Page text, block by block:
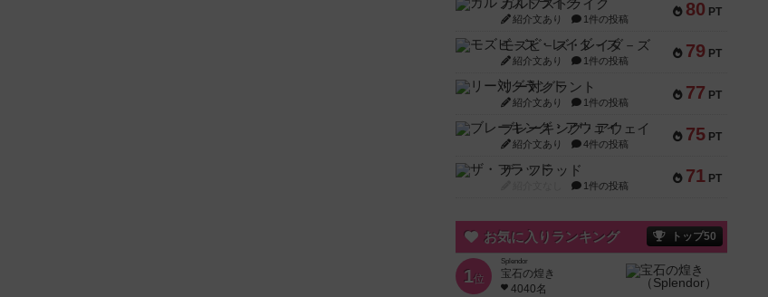
80 PT
ガルフストライク
紹介文あり 1件の投稿
79 PT
モズビ－ズ・レイダ－ズ
紹介文あり 1件の投稿
77 PT
リー対グラント
紹介文あり 1件の投稿
75 PT
ブレーキング・アウェイ
紹介文あり 4件の投稿
71 PT
ザ・フラッド
1件の投稿
お気に入りランキング トップ50
1位
Splendor
宝石の煌き
4040名